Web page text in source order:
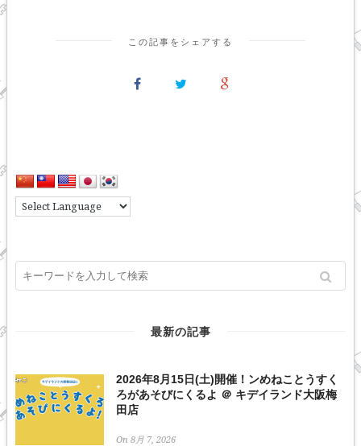
この記事をシェアする
最新の記事
2026年8月15日(土)開催！ンめねことうすく
ろがあそびにくるよ ＠ キデイランド大阪梅
田店
On 8月 7, 2026